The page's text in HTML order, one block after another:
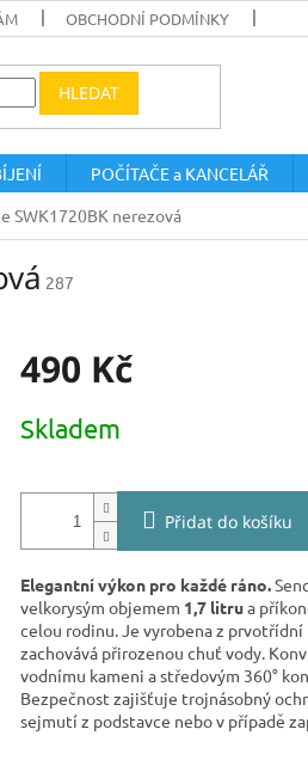
OBCHODNÍ PODMÍNKY
HLEDAT
POČÍTAČE a KANCELÁŘ
SWK1720BK nerezová
287
490 Kč
cena:
Skladem
Přidat do košíku
Elegantní výkon pro každé ráno.
velkorysým objemem 1,7 litrua
celou rodinu. Je vyrobena z
zachovává přirozenou chuť vody.
vodnímu kameni a středovým 360°
Bezpečnost zajišťuje trojnásobný
sejmutí z podstavce nebo v případě